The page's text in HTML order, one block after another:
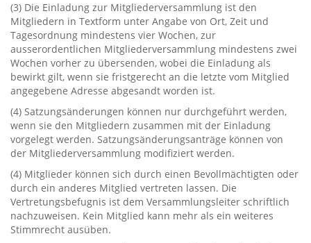
‭(‬3‭) ‬Die Einladung zur Mitgliederversammlung ist den
Mitgliedern in Textform unter Angabe von Ort,‭ ‬Zeit und
Tagesordnung mindestens vier Wochen,‭ ‬zur
ausserordentlichen Mitgliederversammlung mindestens zwei
Wochen vorher zu übersenden,‭ ‬wobei die Einladung als
bewirkt gilt,‭ ‬wenn sie fristgerecht‭ ‬an die letzte vom Mitglied
angegebene Adresse abgesandt worden ist.
‭(‬4‭) ‬Satzungsänderungen können nur durchgeführt werden,‭
‬wenn sie den Mitgliedern zusammen mit der Einladung
vorgelegt werden.‭ ‬Satzungsänderungsanträge können von
der Mitgliederversammlung modifiziert werden.
‭(‬4‭) ‬Mitglieder können sich durch einen Bevollmächtigten oder
durch ein anderes Mitglied vertreten lassen.‭ ‬Die
Vertretungsbefugnis ist dem Versammlungsleiter schriftlich
nachzuweisen.‭ ‬Kein Mitglied kann mehr als ein weiteres
Stimmrecht ausüben.